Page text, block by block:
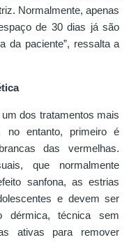
Normalmente, apenas
de 30 dias já são
da paciente”, ressalta a
dos tratamentos mais
no entanto, primeiro é
das vermelhas.
que normalmente
sanfona, as estrias
e devem ser
dérmica, técnica sem
ativas para remover